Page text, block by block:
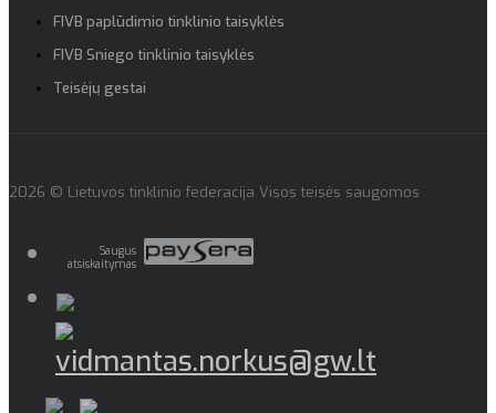
FIVB paplūdimio tinklinio taisyklės
FIVB Sniego tinklinio taisyklės
Teisėjų gestai
2026 © Lietuvos tinklinio federacija Visos teisės saugomos
Saugus
atsiskaitymas